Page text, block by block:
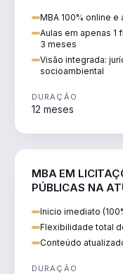
MBA 100% online
Aulas em apenas 1
3 meses
Visão integrada:
socioambiental
DURAÇÃO
12 meses
MBA EM
PÚBLICAS NA
Inicio imediato
Flexibilidade total
Conteúdo
DURAÇÃO